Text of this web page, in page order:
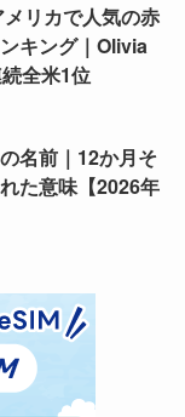
メリカで人気の赤
キング｜Olivia
全米1位
名前｜12か月そ
た意味【2026年